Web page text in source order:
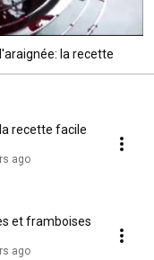
la recette
recette facile
ago
et framboises
ago